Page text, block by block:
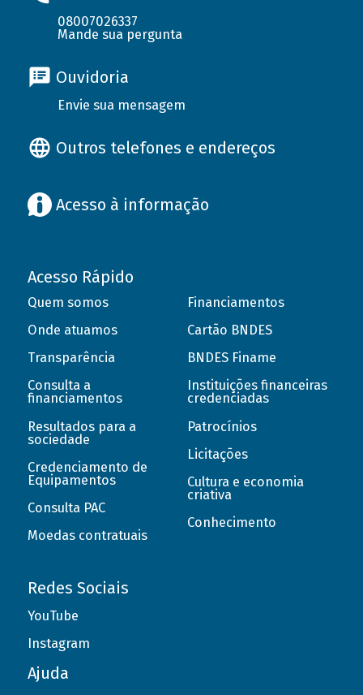
08007026337
Mande sua pergunta
Ouvidoria
Envie sua mensagem
Outros telefones e endereços
Acesso à informação
Acesso Rápido
Quem somos
Onde atuamos
Transparência
Consulta a
financiamentos
Resultados para a
sociedade
Credenciamento de
Equipamentos
Consulta PAC
Moedas contratuais
Financiamentos
Cartão BNDES
BNDES Finame
Instituições financeiras
credenciadas
Patrocínios
Licitações
Cultura e economia
criativa
Conhecimento
Redes Sociais
YouTube
Instagram
Ajuda